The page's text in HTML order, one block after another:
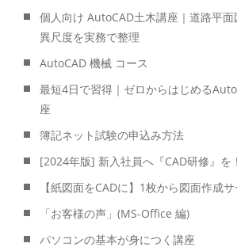
個人向け AutoCAD土木講座｜道路平面
異尺度を実務で整理
AutoCAD 機械 コース
最短4日で習得｜ゼロからはじめる
座
簿記ネット試験の申込み方法
[2024年版] 新入社員へ『CAD研修』を！
【紙図面をCADに】1枚から図面作成サ
「お客様の声」(MS-Office 編)
パソコンの基本が身につく講座